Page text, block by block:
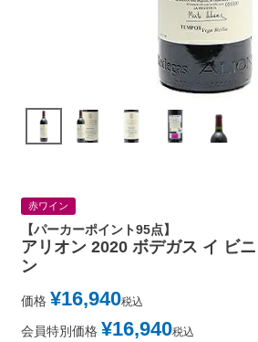
赤ワイン
【パーカーポイント95点】
アリオン 2020 ボデガス イ ビ
ン
価格 ¥16,940税込
会員特別価格 ¥16,940税込